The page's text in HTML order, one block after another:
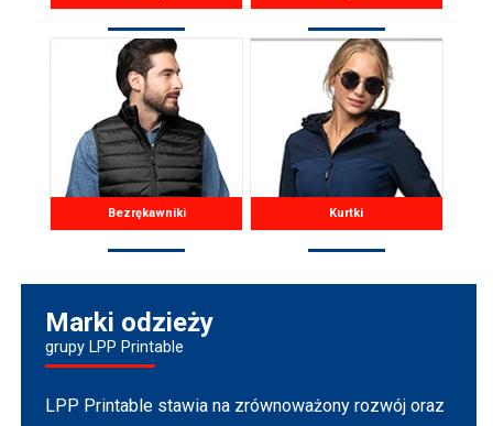
Bezrękawniki Kurtki
Marki odzieży
grupy LPP Printable
LPP Printable stawia na zrównoważony rozwój oraz